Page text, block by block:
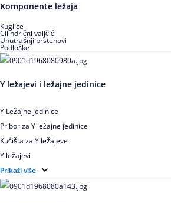
Buričasti zaptiveni ležajevi
Buričasti aksijalni ležajevi
Komponente ležaja
Kuglice
Cilindrični valjčići
Unutrašnji prstenovi
Podloške
Y ležajevi i ležajne jedinice
Y Ležajne jedinice
Pribor za Y ležajne jedinice
Kućišta za Y ležajeve
Y ležajevi
Y Ležajne jedinice za prehrambenu industriju
Ležajne jedinice sa valjkastim ležajevima
Prikaži više